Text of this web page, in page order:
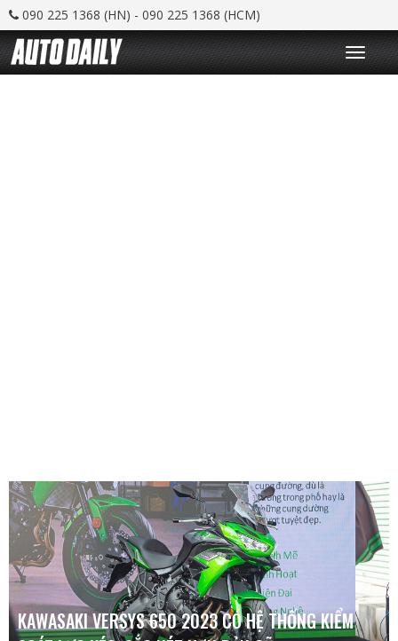
090 225 1368 (HN) - 090 225 1368 (HCM)
T
o
g
KAWASAKI VERSYS 650 2023 CÓ HỆ THỐNG KIỂM